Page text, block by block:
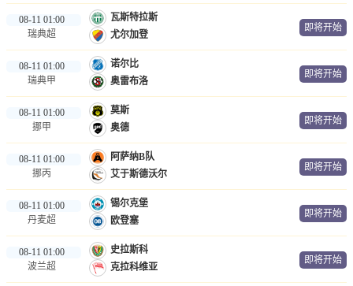
08-11 01:00
瑞典超
瓦斯特拉斯
尤尔加登
即将开始
08-11 01:00
瑞典甲
诺尔比
奥雷布洛
即将开始
08-11 01:00
挪甲
莫斯
奥德
即将开始
08-11 01:00
挪丙
阿萨纳B队
艾于斯德沃尔
即将开始
08-11 01:00
丹麦超
锡尔克堡
欧登塞
即将开始
08-11 01:00
波兰超
史拉斯科
克拉科维亚
即将开始